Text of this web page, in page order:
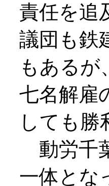
責任を追
議団も鉄
もあるが
七名解雇
しても勝
動労千
一体とな